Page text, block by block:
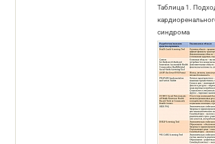
Таблица 1.
синдрома